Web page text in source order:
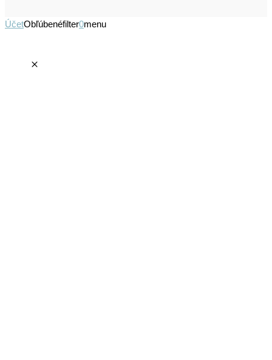
ÚčetObľúbenéfilter0menu